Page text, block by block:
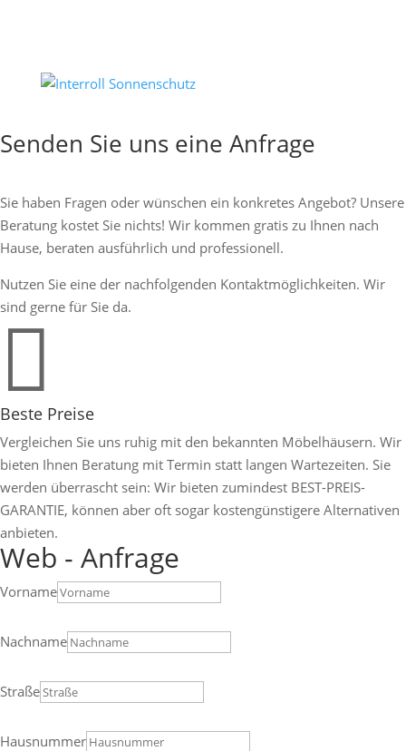
Senden Sie uns eine Anfrage
Sie haben Fragen oder wünschen ein konkretes Angebot? Unsere
Beratung kostet Sie nichts! Wir kommen gratis zu Ihnen nach
Hause, beraten ausführlich und professionell.
Nutzen Sie eine der nachfolgenden Kontaktmöglichkeiten. Wir
sind gerne für Sie da.

Beste Preise
Vergleichen Sie uns ruhig mit den bekannten Möbelhäusern. Wir
bieten Ihnen Beratung mit Termin statt langen Wartezeiten. Sie
werden überrascht sein: Wir bieten zumindest BEST-PREIS-
GARANTIE, können aber oft sogar kostengünstigere Alternativen
anbieten.
Web - Anfrage
Vorname
Nachname
Straße
Hausnummer